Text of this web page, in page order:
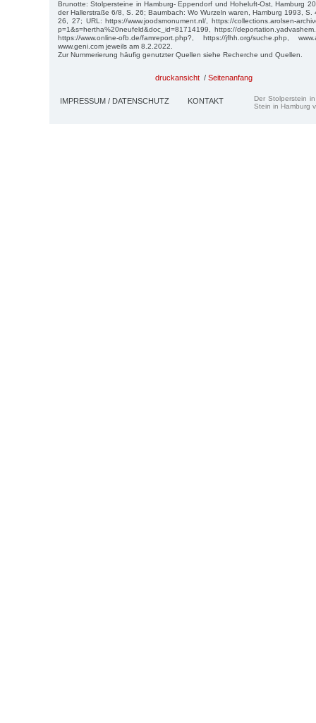
Brunotte: Stolpersteine in Hamburg- Eppendorf und Hoheluft-Ost, Hamburg
der Hallerstraße 6/8, S. 26; Baumbach: Wo Wurzeln waren, Hamburg 1993,
26, 27; URL: https://www.joodsmonument.nl/, https://collections.arolsen-
p=1&s=hertha%20neufeld&doc_id=81714199, https://
https://www.online-ofb.de/famreport.php?, https://jfhh.org/suche.php,
www.geni.com jeweils am 8.2.2022.
Zur Nummerierung häufig genutzter Quellen siehe Recherche und Quellen.
druckansicht / Seitenanfang
IMPRESSUM / DATENSCHUTZ KONTAKT
Der Stolperstein
Stein in Hamburg